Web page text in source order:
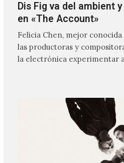
Dis Fig va del ambient
en «The Account»
Felicia Chen, mejor conocida
las productoras y
la electrónica experimentar